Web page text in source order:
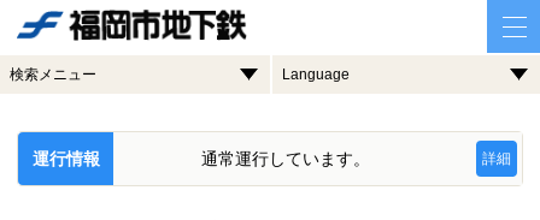
検索メニュー Language
運行情報 通常運行しています。 詳細